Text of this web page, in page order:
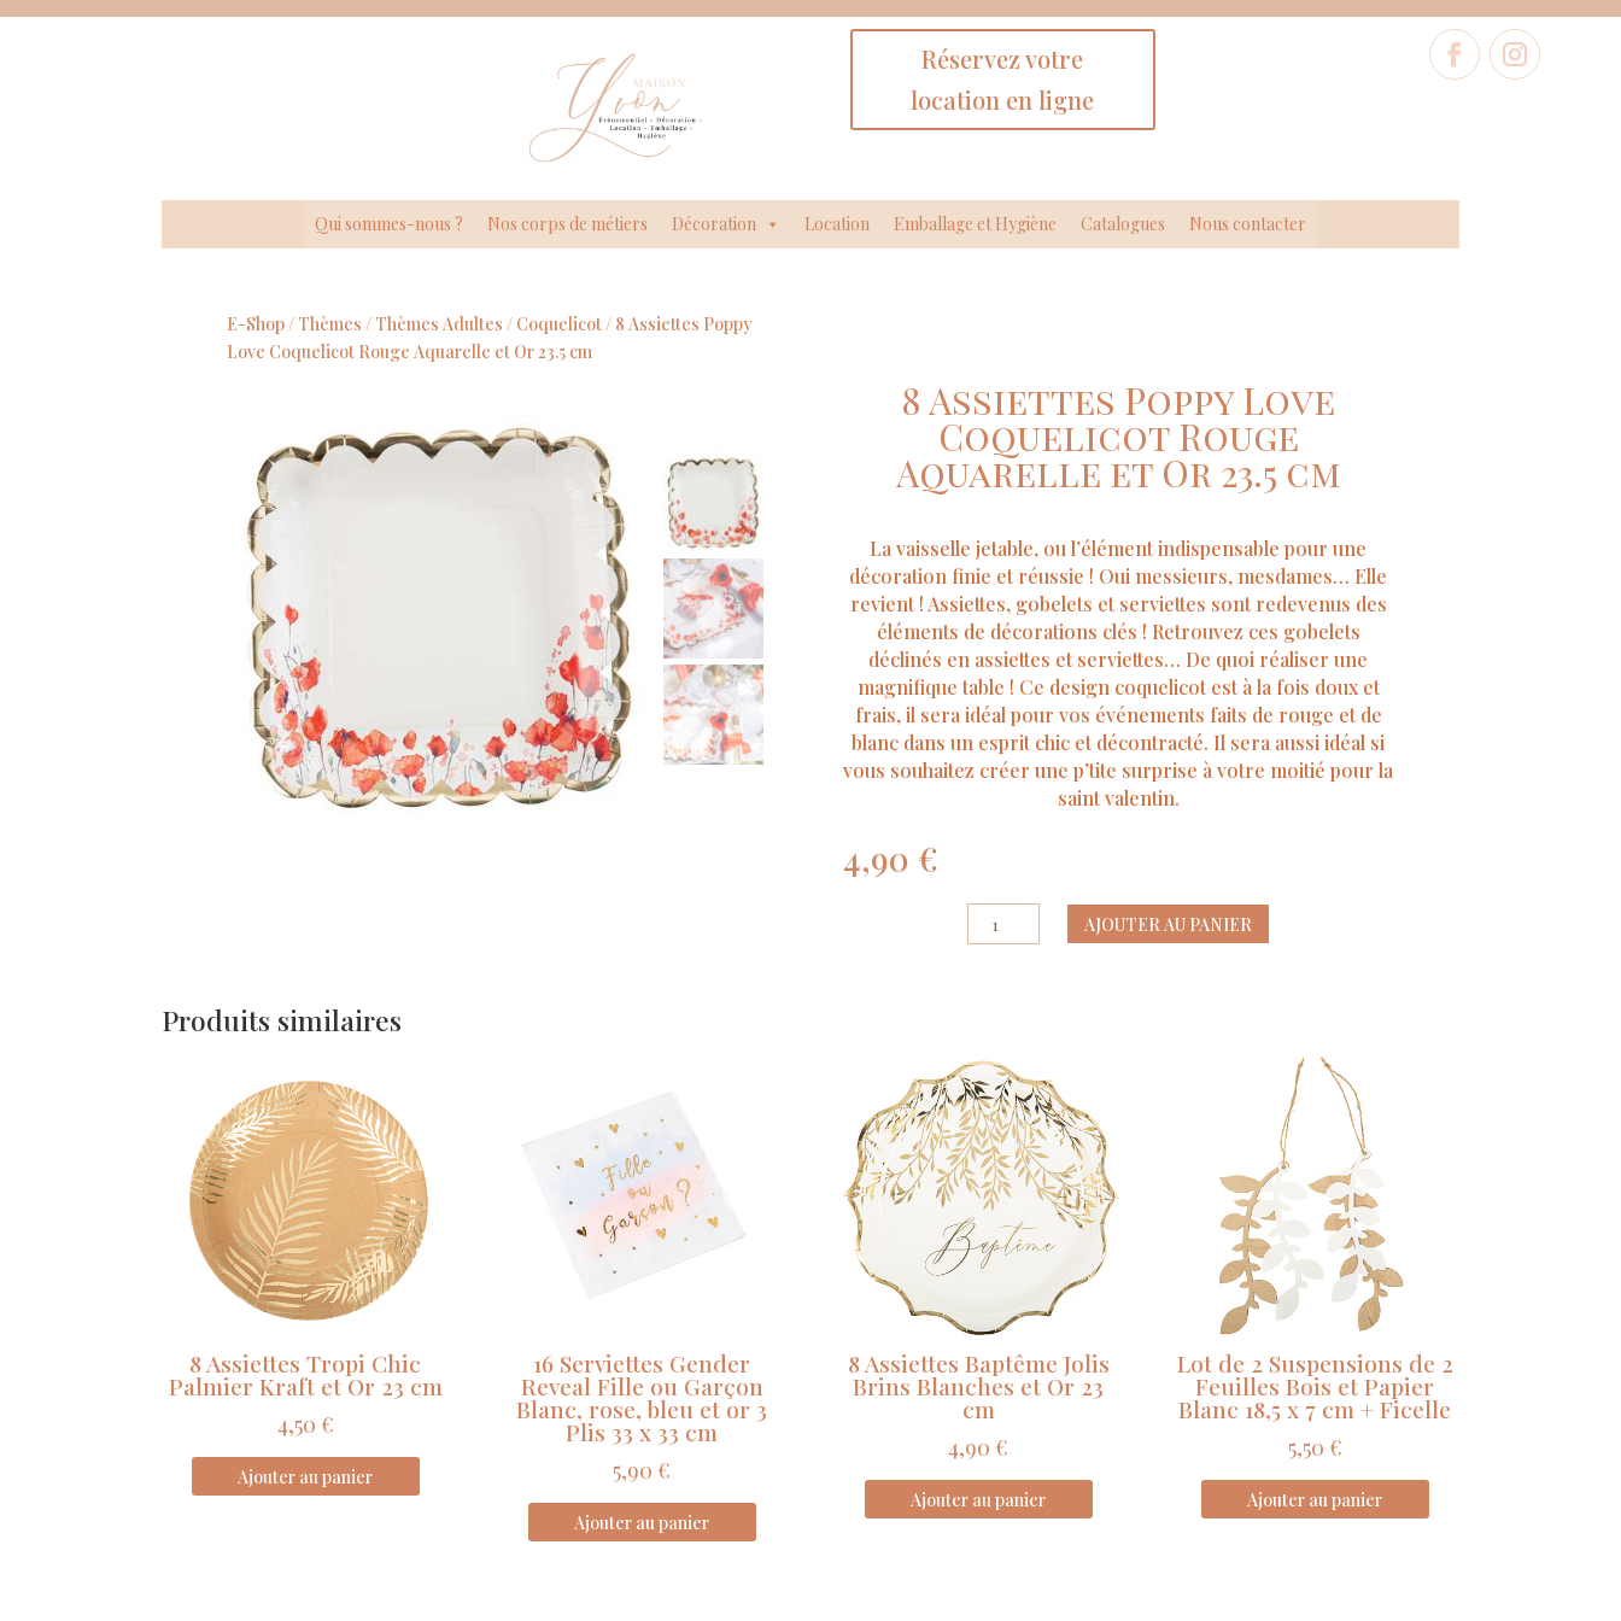
Réservez votre
location en ligne
Qui sommes-nous ? Nos corps de métiers Décoration Location Emballage et Hygiène Catalogues Nous contacter
E-Shop / Thèmes / Thèmes Adultes / Coquelicot/ 8 Assiettes Poppy
Love Coquelicot Rouge Aquarelle et Or 23.5 cm
8 Assiettes Poppy Love
Coquelicot Rouge
Aquarelle et Or 23.5 cm
La vaisselle jetable, ou l’élément indispensable pour une
décoration finie et réussie ! Oui messieurs, mesdames… Elle
revient ! Assiettes, gobelets et serviettes sont redevenus des
éléments de décorations clés ! Retrouvez ces gobelets
déclinés en assiettes et serviettes… De quoi réaliser une
magnifique table ! Ce design coquelicot est à la fois doux et
frais, il sera idéal pour vos événements faits de rouge et de
blanc dans un esprit chic et décontracté. Il sera aussi idéal si
vous souhaitez créer une p’tite surprise à votre moitié pour la
saint valentin.
4,90 €
quantité
de
Love
Coquelicot
Rouge
Aquarelle
et
Or
23.5
cm
AJOUTER AU PANIER
Produits similaires
8 Assiettes Tropi Chic
Palmier Kraft et Or 23 cm
4,50 €
Ajouter au panier
16 Serviettes Gender
Reveal Fille ou Garçon
Blanc, rose, bleu et or 3
Plis 33 x 33 cm
5,90 €
Ajouter au panier
8 Assiettes Baptême Jolis
Brins Blanches et Or 23
cm
4,90 €
Ajouter au panier
Lot de 2 Suspensions de 2
Feuilles Bois et Papier
Blanc 18,5 x 7 cm + Ficelle
5,50 €
Ajouter au panier
Panneau de gestion des cookies